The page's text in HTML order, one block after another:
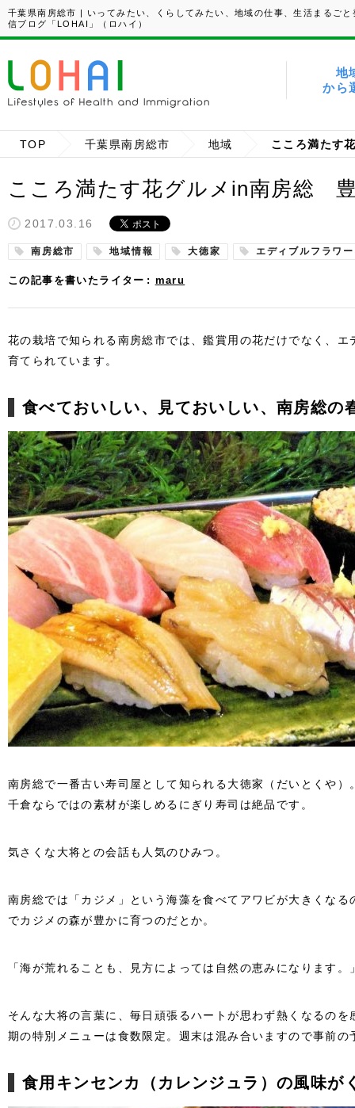
千葉県南房総市 | いってみたい、くらしてみたい、地域の仕事、生活まるごと
信ブログ「LOHAI」（ロハイ）
地
から
TOP 千葉県南房総市 地域
こころ満たす花グルメin南房総
2017.03.16
南房総市 地域情報 大徳家 エディブルフラワー
この記事を書いたライター maru
花の栽培で知られる南房総市では、鑑賞用の花だけでなく、
育てられています。
食べておいしい、見ておいしい、南房総の
南房総で一番古い寿司屋として知られる大徳家（だいとくや
千倉ならではの素材が楽しめるにぎり寿司は絶品です。
気さくな大将との会話も人気のひみつ。
南房総では「カジメ」という海藻を食べてアワビが大きくな
でカジメの森が豊かに育つのだとか。
「海が荒れることも、見方によっては自然の恵みになります。
そんな大将の言葉に、毎日頑張るハートが思わず熱くなるの
期の特別メニューは食数限定。週末は混み合いますので事前の
食用キンセンカ（カレンジュラ）の風味が